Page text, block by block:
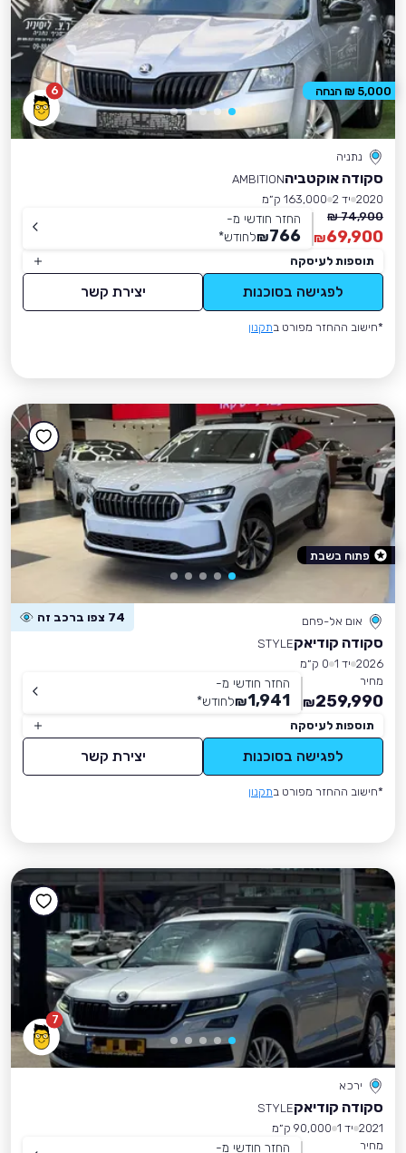
6
נתניה
סקודה אוקטביהAMBITION
2020 יד 2
163,000 ק״מ
74,900 ₪
69,900
₪
החזר חודשי מ-
766
₪לחודש*
תוספות לעיסקה
לפגישה בסוכנות יצירת קשר
*חישוב ההחזר מפורט בתקנון
5,000 ₪ הנחה
אום אל-פחם 74 צפו ברכב זה
סקודה קודיאקSTYLE
2026 יד 1
0 ק״מ
מחיר
259,990
₪
החזר חודשי מ-
1,941
₪לחודש*
תוספות לעיסקה
לפגישה בסוכנות יצירת קשר
*חישוב ההחזר מפורט בתקנון
פתוח בשבת
7
ירכא
סקודה קודיאקSTYLE
2021 יד 1
90,000 ק״מ
מחיר
החזר חודשי מ-